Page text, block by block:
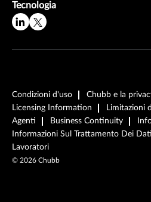
Tecnologia
Condizioni d'uso Chubb e la
Licensing Information
Limitazioni
Agenti
Business Continuity
Informazioni Sul Trattamento Dei
Lavoratori
© 2026 Chubb